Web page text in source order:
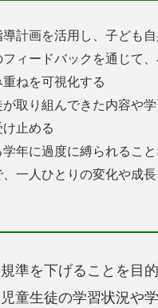
計画を活用し、子ども
ィードバックを通じて
ねを可視化する
が取り組んできた内容や
止める
年に過度に縛られるこ
、一人ひとりの変化や成
準を下げることを目
童生徒の学習状況や